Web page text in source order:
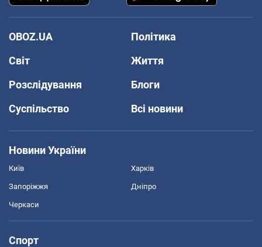
OBOZ.UA
Політика
Світ
Життя
Розслідування
Блоги
Суспільство
Всі новини
Новини України
Київ Харків
Запоріжжя Дніпро
Черкаси
Спорт